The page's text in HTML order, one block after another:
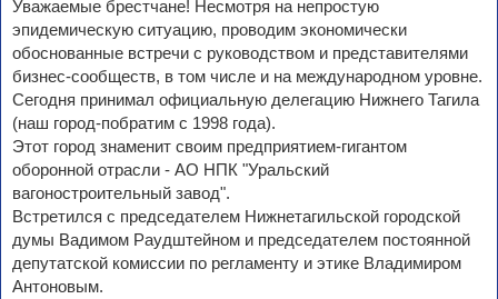
Уважаемые брестчане! Несмотря на непростую
эпидемическую ситуацию, проводим экономически
обоснованные встречи с руководством и представителями
бизнес-сообществ, в том числе и на международном уровне.
Сегодня принимал официальную делегацию Нижнего Тагила
(наш город-побратим с 1998 года).
Этот город знаменит своим предприятием-гигантом
оборонной отрасли - АО НПК "Уральский
вагоностроительный завод".
Встретился с председателем Нижнетагильской городской
думы Вадимом Раудштейном и председателем постоянной
депутатской комиссии по регламенту и этике Владимиром
Антоновым.